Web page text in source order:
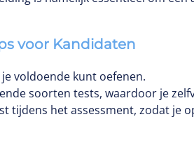
voor Kandidaten
voldoende kunt oefenen.
soorten tests, waardoor je
tijdens het assessment, zodat je